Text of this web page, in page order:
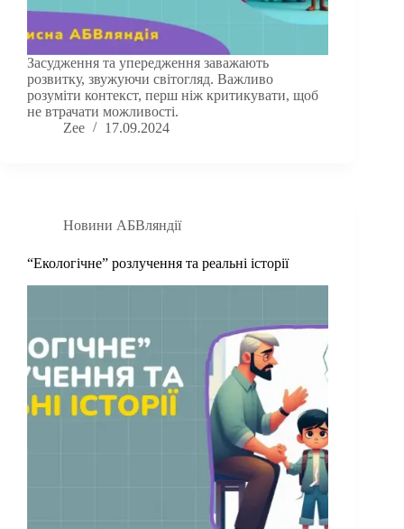
Засудження та упередження заважають
розвитку, звужуючи світогляд. Важливо
розуміти контекст, перш ніж критикувати, щоб
не втрачати можливості.
Zee
17.09.2024
Новини АБВляндії
“Екологічне” розлучення та реальні історії